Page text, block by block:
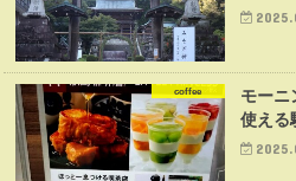
coffee
モーニ
使える